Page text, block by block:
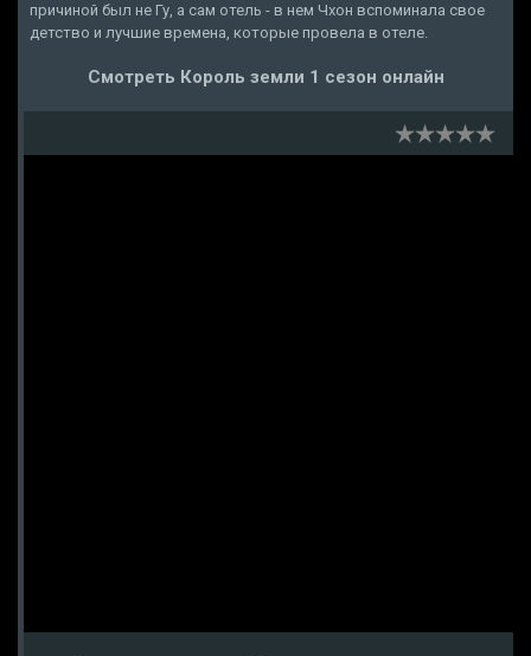
причиной был не Гу, а сам отель - в нем Чхон вспоминала свое
детство и лучшие времена, которые провела в отеле.
Смотреть Король земли 1 сезон онлайн